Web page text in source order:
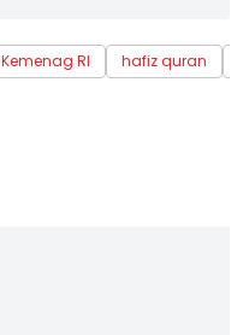
Kemenag RI hafiz quran